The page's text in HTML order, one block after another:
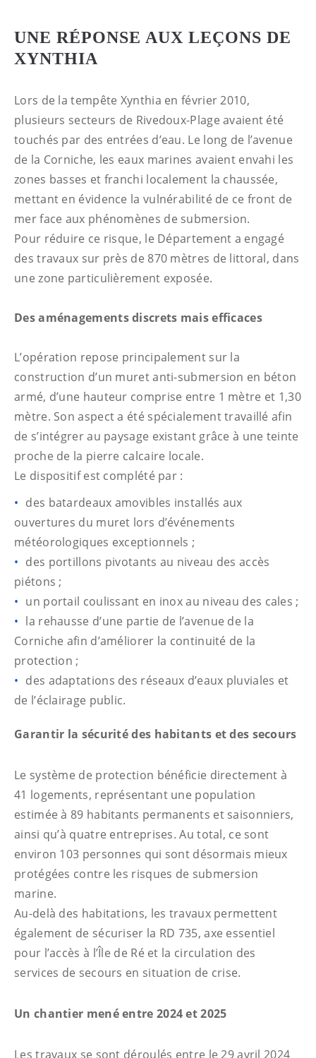
UNE RÉPONSE AUX LEÇONS DE
XYNTHIA
Lors de la tempête Xynthia en février 2010,
plusieurs secteurs de Rivedoux-Plage avaient été
touchés par des entrées d’eau. Le long de l’avenue
de la Corniche, les eaux marines avaient envahi les
zones basses et franchi localement la chaussée,
mettant en évidence la vulnérabilité de ce front de
mer face aux phénomènes de submersion.
Pour réduire ce risque, le Département a engagé
des travaux sur près de 870 mètres de littoral, dans
une zone particulièrement exposée.
Des aménagements discrets mais efficaces
L’opération repose principalement sur la
construction d’un muret anti-submersion en béton
armé, d’une hauteur comprise entre 1 mètre et 1,30
mètre. Son aspect a été spécialement travaillé afin
de s’intégrer au paysage existant grâce à une teinte
proche de la pierre calcaire locale.
Le dispositif est complété par :
des batardeaux amovibles installés aux
ouvertures du muret lors d’événements
météorologiques exceptionnels ;
des portillons pivotants au niveau des accès
piétons ;
un portail coulissant en inox au niveau des cales ;
la rehausse d’une partie de l’avenue de la
Corniche afin d’améliorer la continuité de la
protection ;
des adaptations des réseaux d’eaux pluviales et
de l’éclairage public.
Garantir la sécurité des habitants et des secours
Le système de protection bénéficie directement à
41 logements, représentant une population
estimée à 89 habitants permanents et saisonniers,
ainsi qu’à quatre entreprises. Au total, ce sont
environ 103 personnes qui sont désormais mieux
protégées contre les risques de submersion
marine.
Au-delà des habitations, les travaux permettent
également de sécuriser la RD 735, axe essentiel
pour l’accès à l’Île de Ré et la circulation des
services de secours en situation de crise.
Un chantier mené entre 2024 et 2025
Les travaux se sont déroulés entre le 29 avril 2024